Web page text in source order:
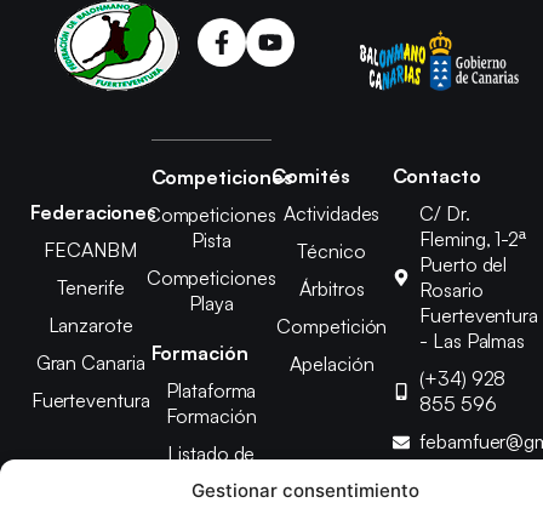
Gestionar consentimiento
Federaciones
FECANBM
Tenerife
Lanzarote
Gran Canaria
Fuerteventura
Competiciones
Competiciones
Pista
Competiciones
Playa
Formación
Plataforma
Formación
Listado de
Cursos
Comités
Actividades
Técnico
Árbitros
Competición
Apelación
Contacto
C/ Dr.
Fleming, 1-2ª
Puerto del
Rosario
Fuerteventura
- Las Palmas
(+34) 928
855 596